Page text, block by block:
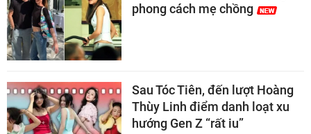
phong cách mẹ chồng
Sau Tóc Tiên, đến lượt Hoàng
Thùy Linh điểm danh loạt xu
hướng Gen Z “rất iu”